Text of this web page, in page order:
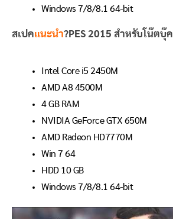
Windows 7/8/8.1 64-bit
สเปคแนะนำ?PES 2015 สำหรับโน๊ตบุ๊ค
Intel Core i5 2450M
AMD A8 4500M
4 GB RAM
NVIDIA GeForce GTX 650M
AMD Radeon HD7770M
Win 7 64
HDD 10 GB
Windows 7/8/8.1 64-bit